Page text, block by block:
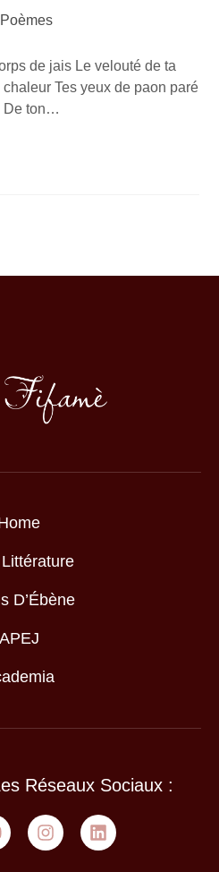
Poèmes
de jais Le velouté de ta
Tes yeux de paon paré
De ton…
D’Ébène
APEJ
Réseaux Sociaux :